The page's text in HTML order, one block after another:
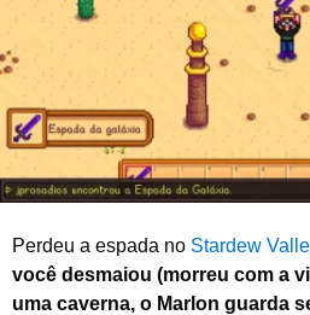
Perdeu a espada no Stardew
você desmaiou (morreu com a
uma caverna, o Marlon guarda